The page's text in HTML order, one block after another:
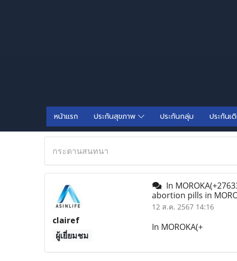
หน้าแรก ประกันสุขภาพ ประกันกลุ่ม ประกันเ
กระดานสนทนา
clairef
ผู้เยี่ยมชม
In
abortion pills in
12 ส.ค. 2567 14:16
In MOROKA(+